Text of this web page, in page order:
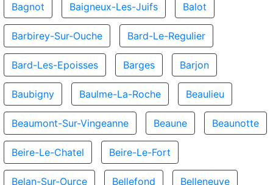
Bagnot Baigneux-Les-Juifs Balot
Barbirey-Sur-Ouche Bard-Le-Regulier
Bard-Les-Epoisses Barges Barjon
Baubigny Baulme-La-Roche Beaulieu
Beaumont-Sur-Vingeanne Beaune Beaunotte
Beire-Le-Chatel Beire-Le-Fort
Belan-Sur-Ource Bellefond Belleneuve